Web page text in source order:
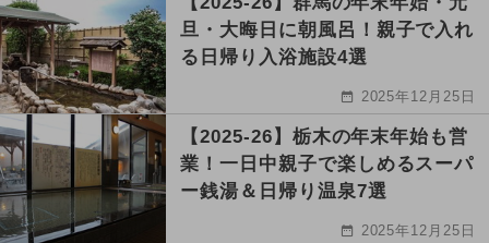
旦・大晦日に朝風呂！親子で入れ
る日帰り入浴施設4選
2025年12月25日
【2025-26】栃木の年末年始も営
業！一日中親子で楽しめるスーパ
ー銭湯＆日帰り温泉7選
2025年12月25日